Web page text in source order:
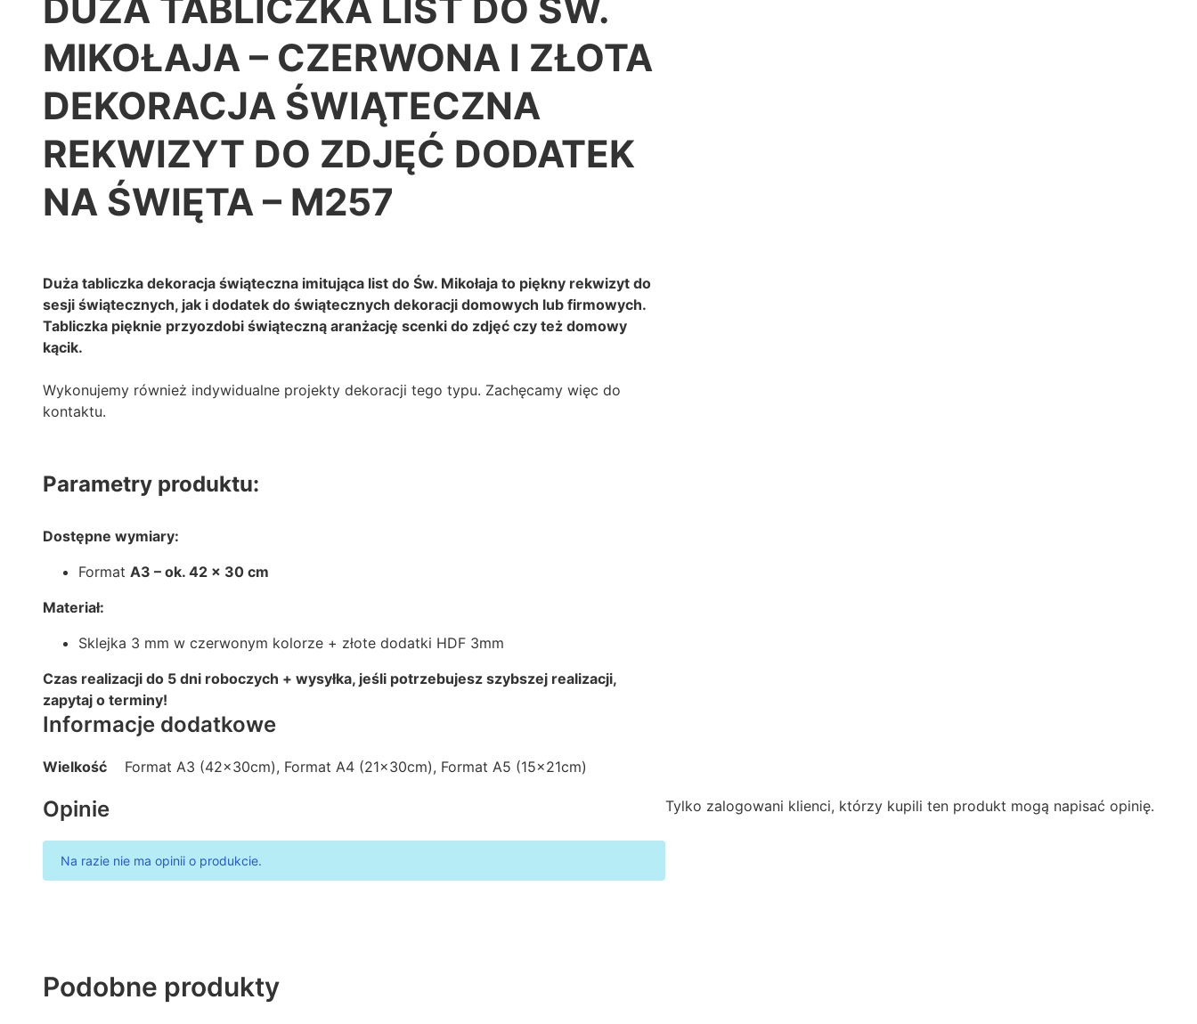
A
L
I
S
Ś
O
Ł
A
–
A
C
A
DUŻA TABLICZKA LIST DO ŚW.
MIKOŁAJA – CZERWONA I ZŁOTA
DEKORACJA ŚWIĄTECZNA
REKWIZYT DO ZDJĘĆ DODATEK
NA ŚWIĘTA – M257
Duża tabliczka dekoracja świąteczna imitująca list do Św. Mikołaja to piękny rekwizyt do
sesji świątecznych, jak i dodatek do świątecznych dekoracji domowych lub firmowych.
Tabliczka pięknie przyozdobi świąteczną aranżację scenki do zdjęć czy też domowy
kącik.
Wykonujemy również indywidualne projekty dekoracji tego typu. Zachęcamy więc do
kontaktu.
Parametry produktu:
Dostępne wymiary:
Format A3 – ok. 42 x 30 cm
Materiał:
Sklejka 3 mm w czerwonym kolorze + złote dodatki HDF 3mm
Czas realizacji do 5 dni roboczych + wysyłka, jeśli potrzebujesz szybszej realizacji,
zapytaj o terminy!
Informacje dodatkowe
Wielkość Format A3 (42x30cm), Format A4 (21x30cm), Format A5 (15x21cm)
Opinie
Na razie nie ma opinii o produkcie.
Tylko zalogowani klienci, którzy kupili ten produkt mogą napisać opinię.
Podobne produkty